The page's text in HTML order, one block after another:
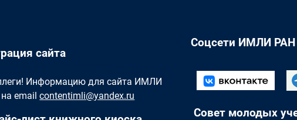
сайта
Информацию для сайта ИМЛИ
на emailcontentimli@yandex.ru
Соцсети ИМЛИ РАН
Совет молодых